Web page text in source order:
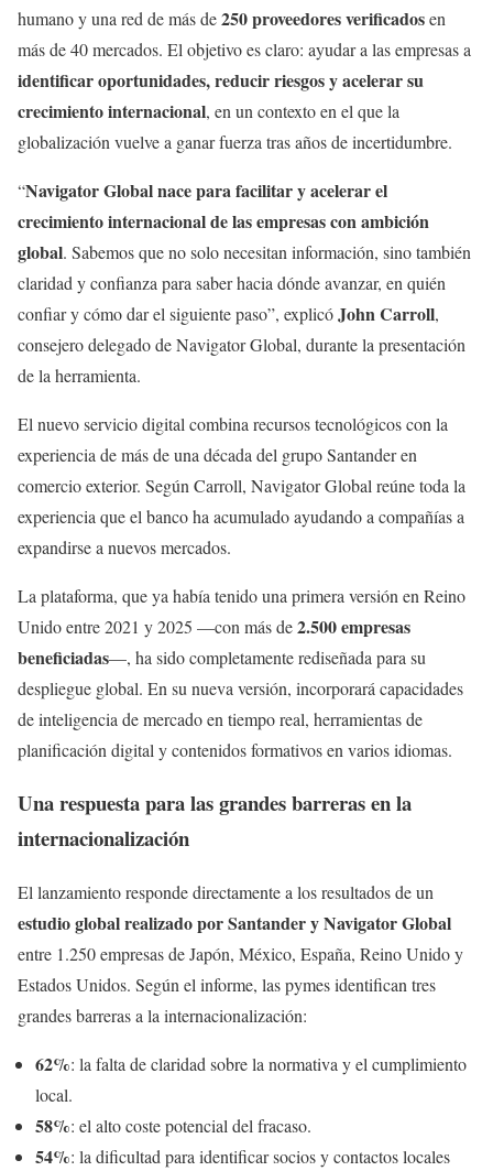
humano y una red de más de250 proveedores verificadosen
más de 40 mercados. El objetivo es claro: ayudar a las empresas a
identificar oportunidades, reducir riesgos y acelerar su
crecimiento internacional, en un contexto en el que la
globalización vuelve a ganar fuerza tras años de incertidumbre.
“Navigator Global nace para facilitar y acelerar el
crecimiento internacional de las empresas con ambición
global. Sabemos que no solo necesitan información, sino también
claridad y confianza para saber hacia dónde avanzar, en quién
confiar y cómo dar el siguiente paso”, explicóJohn Carroll,
consejero delegado de Navigator Global, durante la presentación
de la herramienta.
El nuevo servicio digital combina recursos tecnológicos con la
experiencia de más de una década del grupo Santander en
comercio exterior. Según Carroll, Navigator Global reúne toda la
experiencia que el banco ha acumulado ayudando a compañías a
expandirse a nuevos mercados.
La plataforma, que ya había tenido una primera versión en Reino
Unido entre 2021 y 2025 —con más de2.500 empresas
beneficiadas—, ha sido completamente rediseñada para su
despliegue global. En su nueva versión, incorporará capacidades
de inteligencia de mercado en tiempo real, herramientas de
planificación digital y contenidos formativos en varios idiomas.
Una respuesta para las grandes barreras en la
internacionalización
El lanzamiento responde directamente a los resultados de un
estudio global realizado por Santander y Navigator Global
entre 1.250 empresas de Japón, México, España, Reino Unido y
Estados Unidos. Según el informe, las pymes identifican tres
grandes barreras a la internacionalización:
62%: la falta de claridad sobre la normativa y el cumplimiento
local.
58%: el alto coste potencial del fracaso.
54%: la dificultad para identificar socios y contactos locales